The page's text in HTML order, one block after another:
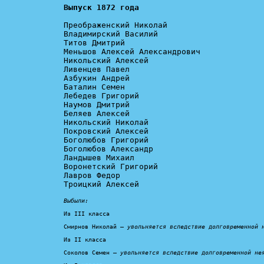
Выпуск 1872 года
Преображенский Николай
Владимирский Василий
Титов Дмитрий
Меньшов Алексей Александрович
Никольский Алексей
Ливенцев Павел
Азбукин Андрей
Баталин Семен
Лебедев Григорий
Наумов Дмитрий
Беляев Алексей
Никольский Николай
Покровский Алексей
Боголюбов Григорий
Боголюбов Александр
Ландышев Михаил
Воронетский Григорий
Лавров Федор
Троицкий Алексей
Выбыли:
Из III класса
Смирнов Николай — увольняется вследствие долговременной
Из II класса
Соколов Семен — увольняется вследствие долговременной